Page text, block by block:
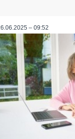
– 09:52